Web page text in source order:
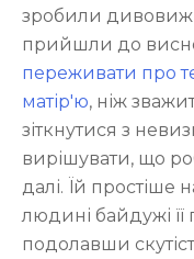
зробили
прийшли до
переживати про
матір'ю, ніж
зіткнутися з
вирішувати, що
далі. Їй простіше
людині байдужі
подолавши